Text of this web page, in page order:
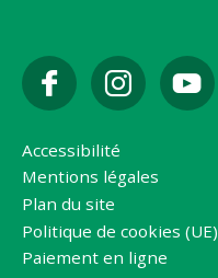
Accessibilité
Mentions légales
Plan du site
Politique de cookies (UE)
Paiement en ligne